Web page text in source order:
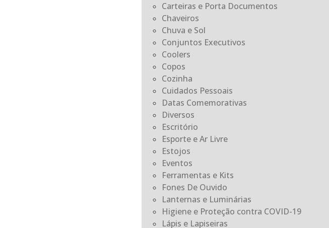
Carteiras e Porta Documentos
Chaveiros
Chuva e Sol
Conjuntos Executivos
Coolers
Copos
Cozinha
Cuidados Pessoais
Datas Comemorativas
Diversos
Escritório
Esporte e Ar Livre
Estojos
Eventos
Ferramentas e Kits
Fones De Ouvido
Lanternas e Luminárias
Higiene e Proteção contra COVID-19
Lápis e Lapiseiras